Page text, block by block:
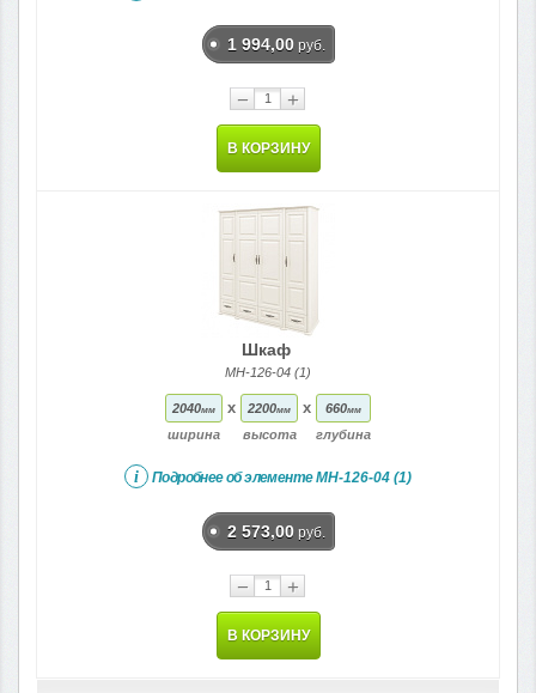
1 994,00 руб.
− +
В КОРЗИНУ
Шкаф
МН-126-04 (1)
2040мм
ширина
x 2200мм
высота
x 660мм
глубина
i Подробнее об элементеМН-126-04 (1)
2 573,00 руб.
− +
В КОРЗИНУ